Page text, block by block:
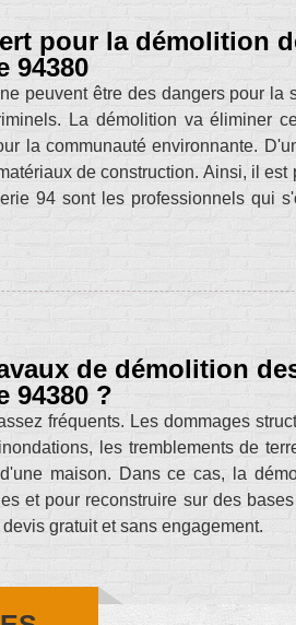
pour la démolition
94380
peuvent être des dangers pour la
La démolition va éliminer
la communauté environnante.
de construction. Ainsi, il
94 sont les professionnels qui
de démolition
94380 ?
fréquents. Les dommages
les tremblements de
maison. Dans ce cas, la
et pour reconstruire sur des
gratuit et sans engagement.